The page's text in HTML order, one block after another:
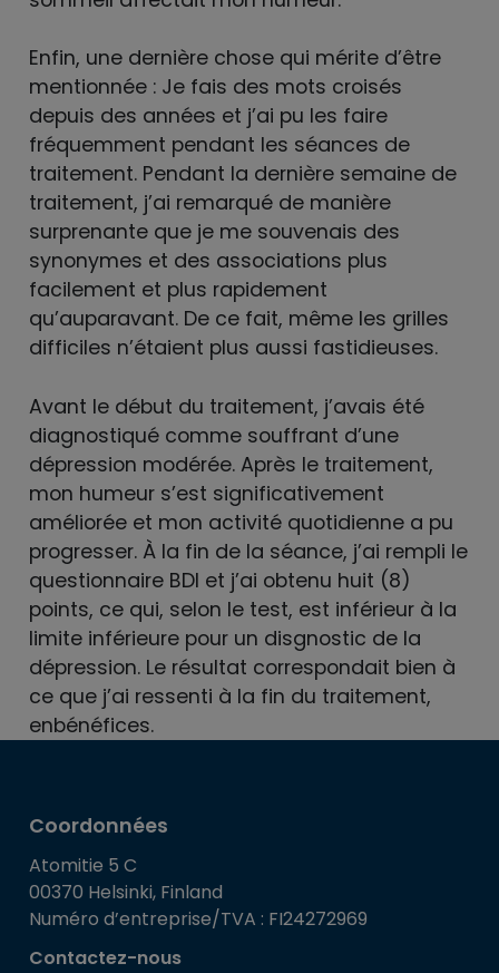
Enfin, une dernière chose qui mérite d’être
mentionnée : Je fais des mots croisés
depuis des années et j’ai pu les faire
fréquemment pendant les séances de
traitement. Pendant la dernière semaine de
traitement, j’ai remarqué de manière
surprenante que je me souvenais des
synonymes et des associations plus
facilement et plus rapidement
qu’auparavant. De ce fait, même les grilles
difficiles n’étaient plus aussi fastidieuses.
Avant le début du traitement, j’avais été
diagnostiqué comme souffrant d’une
dépression modérée. Après le traitement,
mon humeur s’est significativement
améliorée et mon activité quotidienne a pu
progresser. À la fin de la séance, j’ai rempli le
questionnaire BDI et j’ai obtenu huit (8)
points, ce qui, selon le test, est inférieur à la
limite inférieure pour un disgnostic de la
dépression. Le résultat correspondait bien à
ce que j’ai ressenti à la fin du traitement,
enbénéfices.
Coordonnées
Atomitie 5 C
00370 Helsinki, Finland
Numéro d’entreprise/TVA : FI24272969
Contactez-nous